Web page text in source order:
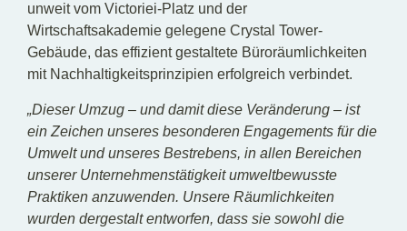
unweit vom Victoriei-Platz und der
Wirtschaftsakademie gelegene Crystal Tower-
Gebäude, das effizient gestaltete Büroräumlichkeiten
mit Nachhaltigkeitsprinzipien erfolgreich verbindet.
„Dieser Umzug – und damit diese Veränderung – ist
ein Zeichen unseres besonderen Engagements für die
Umwelt und unseres Bestrebens, in allen Bereichen
unserer Unternehmenstätigkeit umweltbewusste
Praktiken anzuwenden. Unsere Räumlichkeiten
wurden dergestalt entworfen, dass sie sowohl die